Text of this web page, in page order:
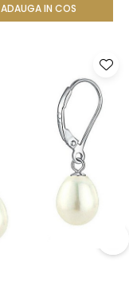
ADAUGA IN COS